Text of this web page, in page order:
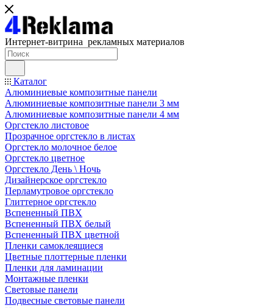
Интернет-витрина рекламных материалов
Каталог
Алюминиевые композитные панели
Алюминиевые композитные панели 3 мм
Алюминиевые композитные панели 4 мм
Оргстекло листовое
Прозрачное оргстекло в листах
Оргстекло молочное белое
Оргстекло цветное
Оргстекло День \ Ночь
Дизайнерское оргстекло
Перламутровое оргстекло
Глиттерное оргстекло
Вспененный ПВХ
Вспененный ПВХ белый
Вспененный ПВХ цветной
Пленки самоклеящиеся
Цветные плоттерные пленки
Пленки для ламинации
Монтажные пленки
Световые панели
Подвесные световые панели